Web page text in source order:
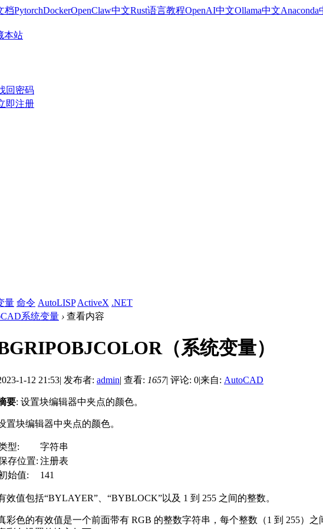
档PytorchDockerOpenClaw中文Rust语言教程OpenAI中文Ollama中文Anaconda
本站
回密码
即注册
量 命令 AutoLISP ActiveX .NET
系统变量 › 查看内容
（系统变量）
1-12 21:53| 发布者: admin| 查看: 1657| 评论: 0|来自: AutoCAD
要: 设置块编辑器中夹点的颜色。
置块编辑器中夹点的颜色。
型:
字符串
存位置: 注册表
始值:
141
效值包括“BYLAYER”、“BYBLOCK”以及 1 到 255 之间的整数。
彩色的有效值是一个前面带有 RGB 的整数字符串，每个整数（1 到 255）之